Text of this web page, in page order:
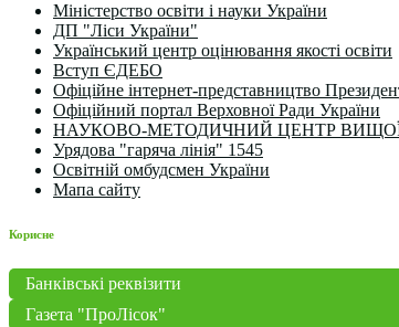
Міністерство освіти і науки України
ДП "Ліси України"
Український центр оцінювання якості освіти
Вступ ЄДЕБО
Офіційне інтернет-представництво
Офіційний портал Верховної Ради України
НАУКОВО-МЕТОДИЧНИЙ ЦЕНТР
Урядова "гаряча лінія" 1545
Освітній омбудсмен України
Мапа сайту
Корисне
Банківські реквізити
Газета "ПроЛісок"